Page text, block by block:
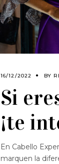
16/12/2022 BY
Si
¡te
En Cabello
marquen la